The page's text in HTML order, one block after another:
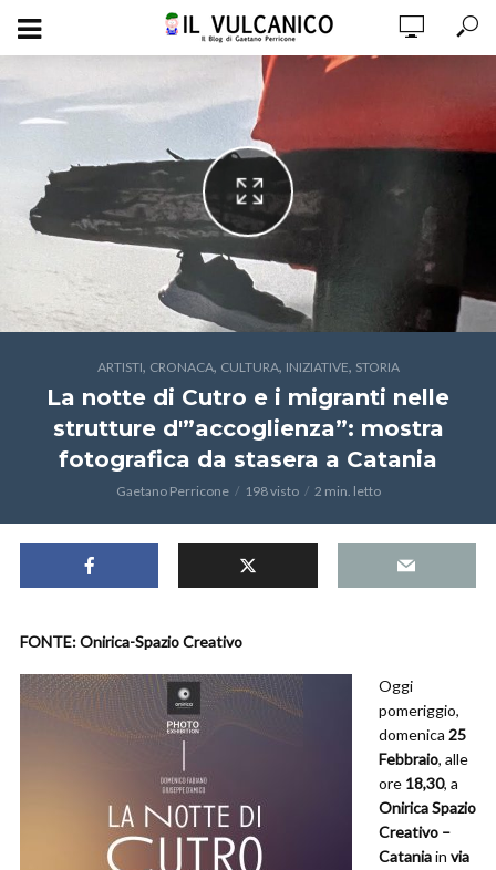
ARTISTI, CRONACA, CULTURA, INIZIATIVE, STORIA
La notte di Cutro e i migranti nelle
strutture d'”accoglienza”: mostra
fotografica da stasera a Catania
Gaetano Perricone 198 visto 2 min. letto
FONTE: Onirica-Spazio Creativo
Oggi
pomeriggio,
domenica 25
Febbraio, alle
ore 18,30, a
Onirica Spazio
Creativo –
Cataniain via